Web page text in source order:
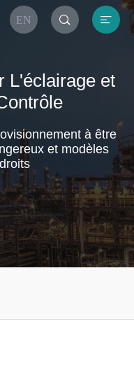
EN  
L'éclairage et
à être
et modèles